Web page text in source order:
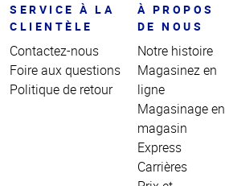
SERVICE À LA
CLIENTÈLE
Contactez-nous
Foire aux questions
Politique de retour
À PROPOS
DE NOUS
Notre histoire
Magasinez en
ligne
Magasinage en
magasin
Express
Carrières